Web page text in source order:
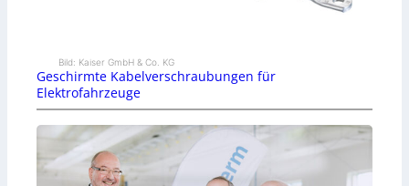
Bild: Kaiser GmbH & Co. KG
Geschirmte Kabelverschraubungen für
Elektrofahrzeuge